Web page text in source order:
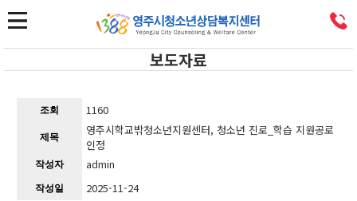
보도자료
조회 1160
제목
영주시학교밖청소년지원센터, 청소년 진로_학습 지원공로
인정
작성자 admin
작성일 2025-11-24